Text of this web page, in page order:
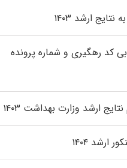
ارشد ۱۴۰۳
کد رهگیری و شماره پرونده
ارشد وزارت بهداشت ۱۴۰۳
ارشد ۱۴۰۴